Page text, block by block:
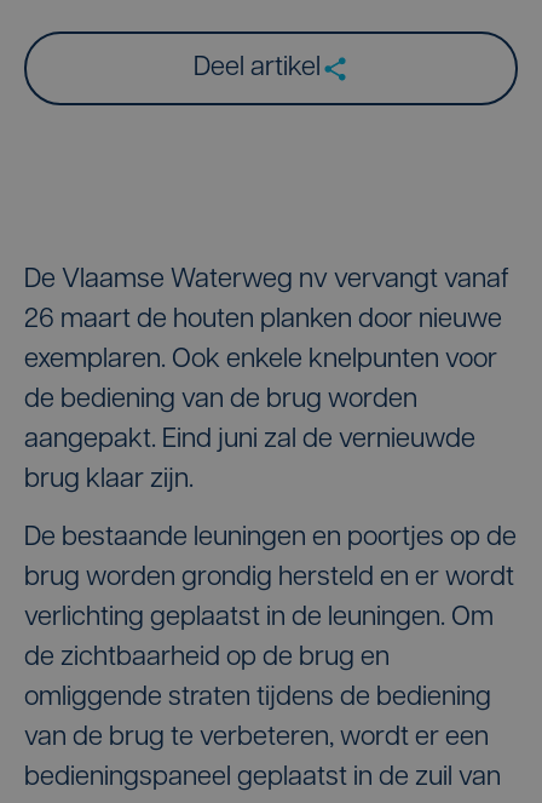
Deel artikel
De Vlaamse Waterweg nv vervangt vanaf
26 maart de houten planken door nieuwe
exemplaren. Ook enkele knelpunten voor
de bediening van de brug worden
aangepakt. Eind juni zal de vernieuwde
brug klaar zijn.
De bestaande leuningen en poortjes op de
brug worden grondig hersteld en er wordt
verlichting geplaatst in de leuningen. Om
de zichtbaarheid op de brug en
omliggende straten tijdens de bediening
van de brug te verbeteren, wordt er een
bedieningspaneel geplaatst in de zuil van